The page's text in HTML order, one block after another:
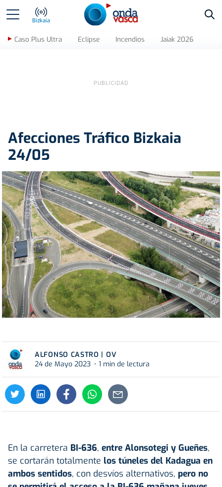
Bizkaia
Caso Plus Ultra Eclipse Incendios Jaiak 2026
Afecciones Tráfico Bizkaia
24/05
ALFONSO CASTRO | OV
24 de Mayo 2023
1 min de lectura
En la carretera BI-636, entre Alonsotegi y Gueñes,
se cortarán totalmente los túneles del Kadagua en
ambos sentidos, con desvíos alternativos, pero no